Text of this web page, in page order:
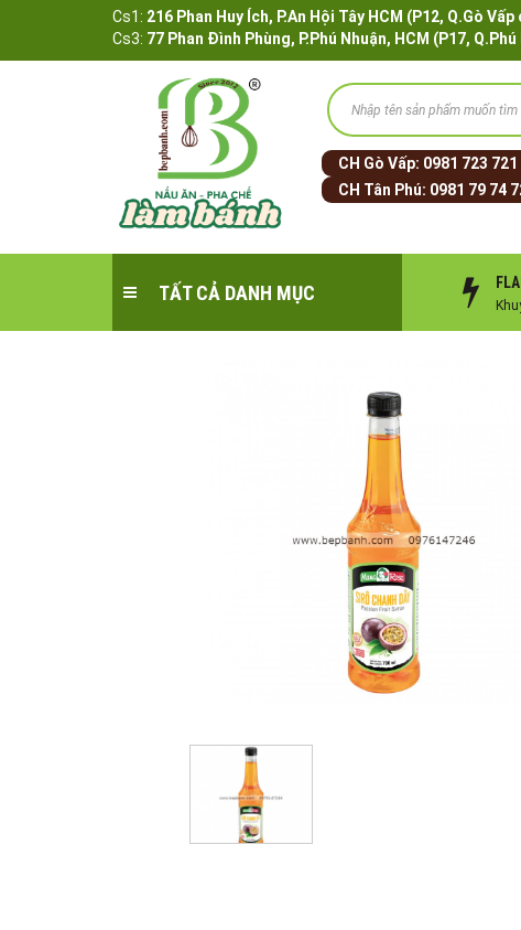
Cs1: 216 Phan Huy Ích, P.An Hội Tây HCM (P12,
Cs3: 77 Phan Đình Phùng, P.Phú Nhuận, HCM (P17,
CH Gò Vấp: 0981 723 721
CH Tân Phú: 0981 79 74
TẤT CẢ DANH MỤC